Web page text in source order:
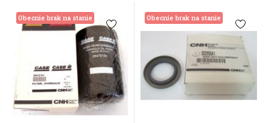
Obecnie brak na stanie Obecnie brak na stanie